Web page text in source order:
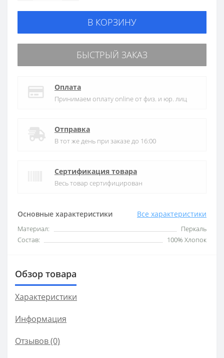
Основные характеристики Все характеристики
Материал:
Перкаль
Состав:
100% Хлопок
В КОРЗИНУ
БЫСТРЫЙ ЗАКАЗ
Оплата
Принимаем оплату online от физ. и юр. лиц
Отправка
В тот же день при заказе до 16:00
Сертификация товара
Весь товар сертифицирован
Обзор товара
Характеристики
Информация
Отзывов (0)